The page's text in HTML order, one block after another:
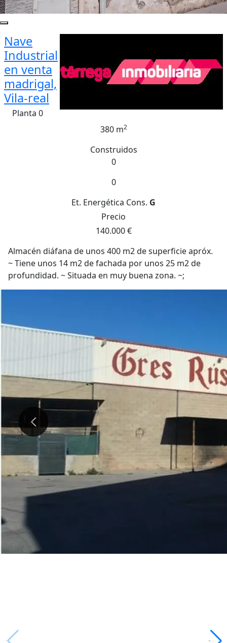
Nave
Industrial
en venta
madrigal,
Vila-real
Planta 0
380 m2
Construidos
0
0
Et. Energética Cons. G
Precio
140.000 €
Almacén diáfana de unos 400 m2 de superficie apróx.
~ Tiene unos 14 m2 de fachada por unos 25 m2 de
profundidad. ~ Situada en muy buena zona. ~;